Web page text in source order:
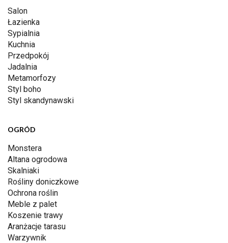
Salon
Łazienka
Sypialnia
Kuchnia
Przedpokój
Jadalnia
Metamorfozy
Styl boho
Styl skandynawski
OGRÓD
Monstera
Altana ogrodowa
Skalniaki
Rośliny doniczkowe
Ochrona roślin
Meble z palet
Koszenie trawy
Aranżacje tarasu
Warzywnik